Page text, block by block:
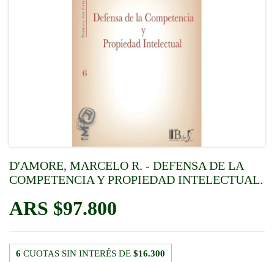
D'AMORE, MARCELO R. - DEFENSA DE LA
COMPETENCIA Y PROPIEDAD INTELECTUAL.
$97.800
6 CUOTAS SIN INTERÉS DE $16.300